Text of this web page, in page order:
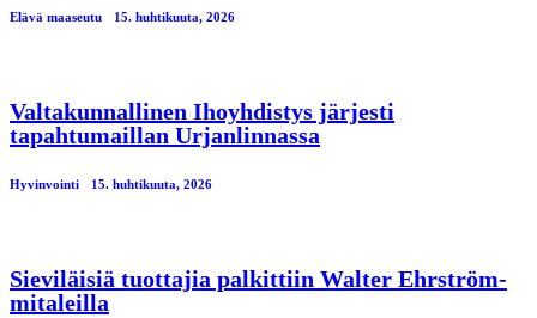
Elävä maaseutu 15. huhtikuuta, 2026
Valtakunnallinen Ihoyhdistys järjesti
tapahtumaillan Urjanlinnassa
Hyvinvointi 15. huhtikuuta, 2026
Sieviläisiä tuottajia palkittiin Walter Ehrström-
mitaleilla